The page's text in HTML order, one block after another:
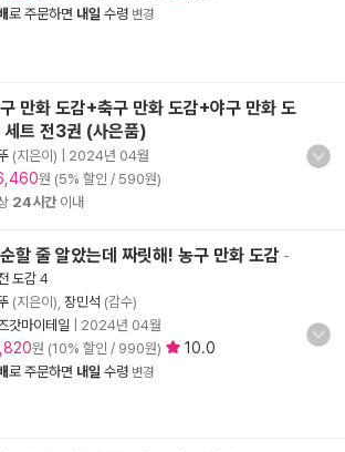
로 주문하면 내일 수령 변경
만화 도감+축구 만화 도감+야구 만화 도
세트 전3권 (사은품)
(지은이) 2024년 04월
원 (5% 할인 / 590원)
24시간이내
할 줄 알았는데 짜릿해! 농구 만화 도감 -
도감 4
(지은이), 장민석 (감수)
갓마이테일
2024년 04월
원 (10% 할인 / 990원) 10.0
로 주문하면 내일 수령 변경